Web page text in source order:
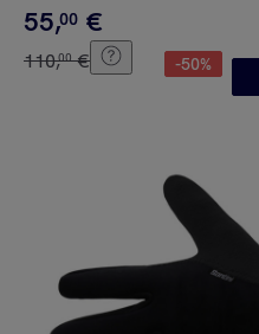
55,00 €
110,00 € -50%